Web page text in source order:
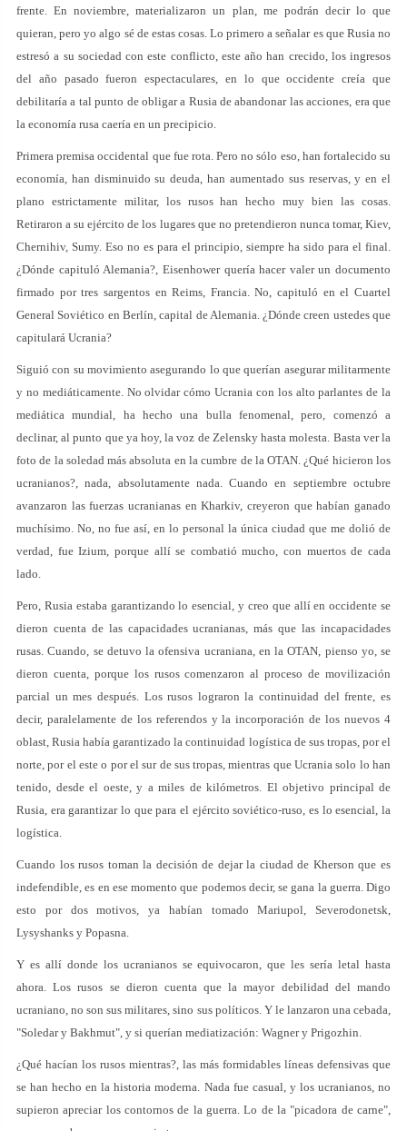
frente. En noviembre, materializaron un plan, me podrán decir lo que
quieran, pero yo algo sé de estas cosas. Lo primero a señalar es que Rusia no
estresó a su sociedad con este conflicto, este año han crecido, los ingresos
del año pasado fueron espectaculares, en lo que occidente creía que
debilitaría a tal punto de obligar a Rusia de abandonar las acciones, era que
la economía rusa caería en un precipicio.
Primera premisa occidental que fue rota. Pero no sólo eso, han fortalecido su
economía, han disminuido su deuda, han aumentado sus reservas, y en el
plano estrictamente militar, los rusos han hecho muy bien las cosas.
Retiraron a su ejército de los lugares que no pretendieron nunca tomar, Kiev,
Chernihiv, Sumy. Eso no es para el principio, siempre ha sido para el final.
¿Dónde capituló Alemania?, Eisenhower quería hacer valer un documento
firmado por tres sargentos en Reims, Francia. No, capituló en el Cuartel
General Soviético en Berlín, capital de Alemania. ¿Dónde creen ustedes que
capitulará Ucrania?
Siguió con su movimiento asegurando lo que querían asegurar militarmente
y no mediáticamente. No olvidar cómo Ucrania con los alto parlantes de la
mediática mundial, ha hecho una bulla fenomenal, pero, comenzó a
declinar, al punto que ya hoy, la voz de Zelensky hasta molesta. Basta ver la
foto de la soledad más absoluta en la cumbre de la OTAN. ¿Qué hicieron los
ucranianos?, nada, absolutamente nada. Cuando en septiembre octubre
avanzaron las fuerzas ucranianas en Kharkiv, creyeron que habían ganado
muchísimo. No, no fue así, en lo personal la única ciudad que me dolió de
verdad, fue Izium, porque allí se combatió mucho, con muertos de cada
lado.
Pero, Rusia estaba garantizando lo esencial, y creo que allí en occidente se
dieron cuenta de las capacidades ucranianas, más que las incapacidades
rusas. Cuando, se detuvo la ofensiva ucraniana, en la OTAN, pienso yo, se
dieron cuenta, porque los rusos comenzaron al proceso de movilización
parcial un mes después. Los rusos lograron la continuidad del frente, es
decir, paralelamente de los referendos y la incorporación de los nuevos 4
oblast, Rusia había garantizado la continuidad logística de sus tropas, por el
norte, por el este o por el sur de sus tropas, mientras que Ucrania solo lo han
tenido, desde el oeste, y a miles de kilómetros. El objetivo principal de
Rusia, era garantizar lo que para el ejército soviético-ruso, es lo esencial, la
logística.
Cuando los rusos toman la decisión de dejar la ciudad de Kherson que es
indefendible, es en ese momento que podemos decir, se gana la guerra. Digo
esto por dos motivos, ya habían tomado Mariupol, Severodonetsk,
Lysyshanks y Popasna.
Y es allí donde los ucranianos se equivocaron, que les sería letal hasta
ahora. Los rusos se dieron cuenta que la mayor debilidad del mando
ucraniano, no son sus militares, sino sus políticos. Y le lanzaron una cebada,
"Soledar y Bakhmut", y si querían mediatización: Wagner y Prigozhin.
¿Qué hacían los rusos mientras?, las más formidables líneas defensivas que
se han hecho en la historia moderna. Nada fue casual, y los ucranianos, no
supieron apreciar los contornos de la guerra. Lo de la "picadora de carne",